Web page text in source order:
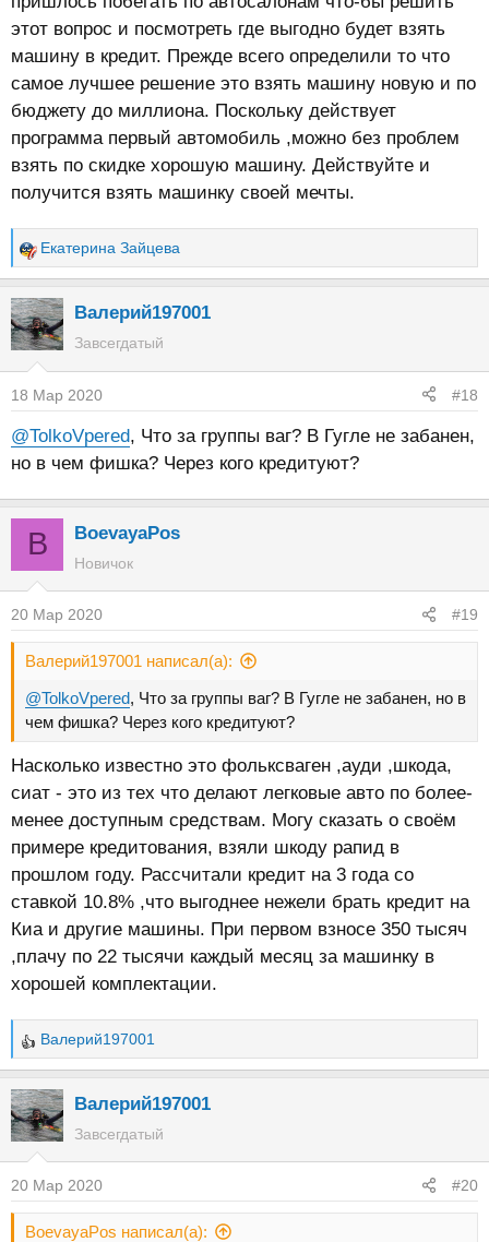
этот вопрос и посмотреть где выгодно будет взять
машину в кредит. Прежде всего определили то что
самое лучшее решение это взять машину новую и по
бюджету до миллиона. Поскольку действует
программа первый автомобиль ,можно без проблем
взять по скидке хорошую машину. Действуйте и
получится взять машинку своей мечты.
Р
е
а
к
ц
и
и
:
Екатерина Зайцева
Валерий197001
Завсегдатый
18 Мар 2020 #18
@TolkoVpered, Что за группы ваг? В Гугле не забанен,
но в чем фишка? Через кого кредитуют?
B BoevayaPos
Новичок
20 Мар 2020 #19
Валерий197001 написал(а):
@TolkoVpered, Что за группы ваг? В Гугле не забанен, но в
чем фишка? Через кого кредитуют?
Насколько известно это фольксваген ,ауди ,шкода,
сиат - это из тех что делают легковые авто по более-
менее доступным средствам. Могу сказать о своём
примере кредитования, взяли шкоду рапид в
прошлом году. Рассчитали кредит на 3 года со
ставкой 10.8% ,что выгоднее нежели брать кредит на
Киа и другие машины. При первом взносе 350 тысяч
,плачу по 22 тысячи каждый месяц за машинку в
хорошей комплектации.
Р
е
а
к
ц
и
:
Валерий197001
Валерий197001
Завсегдатый
20 Мар 2020 #20
BoevayaPos написал(а):